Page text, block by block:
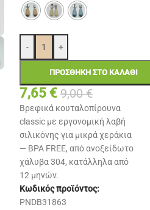
- +
ΠΡΟΣΘΉΚΗ ΣΤΟ ΚΑΛΆΘΙ
7,65 € 9,00€
Βρεφικά κουταλοπίρουνα
classic με εργονομική λαβή
σιλικόνης για μικρά χεράκια
— BPA FREE, από ανοξείδωτο
χάλυβα 304, κατάλληλα από
12 μηνών.
Κωδικός προϊόντος:
PNDB31863